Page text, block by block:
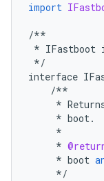
import
/**
* IFastboot
*/
interface
/**
*
* boot.
*
*
* boot
*/